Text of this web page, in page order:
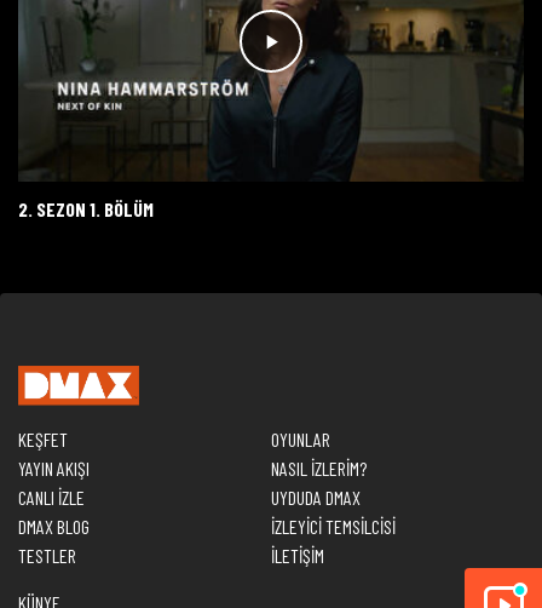
2. SEZON 1. BÖLÜM
KEŞFET
YAYIN AKIŞI
CANLI İZLE
DMAX BLOG
TESTLER
OYUNLAR
NASIL İZLERİM?
UYDUDA DMAX
İZLEYİCİ TEMSİLCİSİ
İLETİŞİM
KÜNYE